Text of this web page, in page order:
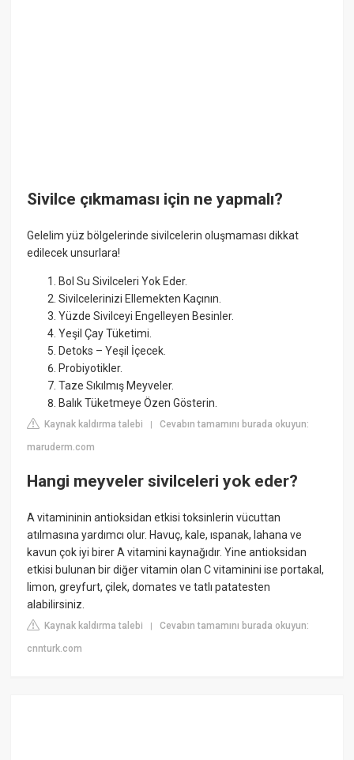
Sivilce çıkmaması için ne yapmalı?
Gelelim yüz bölgelerinde sivilcelerin oluşmaması dikkat
edilecek unsurlara!
Bol Su Sivilceleri Yok Eder.
Sivilcelerinizi Ellemekten Kaçının.
Yüzde Sivilceyi Engelleyen Besinler.
Yeşil Çay Tüketimi.
Detoks – Yeşil İçecek.
Probiyotikler.
Taze Sıkılmış Meyveler.
Balık Tüketmeye Özen Gösterin.
Kaynak kaldırma talebi |Cevabın tamamını burada okuyun:
maruderm.com
Hangi meyveler sivilceleri yok eder?
A vitamininin antioksidan etkisi toksinlerin vücuttan
atılmasına yardımcı olur. Havuç, kale, ıspanak, lahana ve
kavun çok iyi birer A vitamini kaynağıdır. Yine antioksidan
etkisi bulunan bir diğer vitamin olan C vitaminini ise portakal,
limon, greyfurt, çilek, domates ve tatlı patatesten
alabilirsiniz.
Kaynak kaldırma talebi |Cevabın tamamını burada okuyun:
cnnturk.com